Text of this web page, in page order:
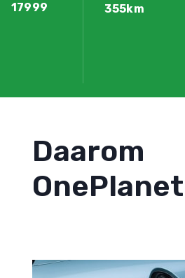
17999 355km
Daarom